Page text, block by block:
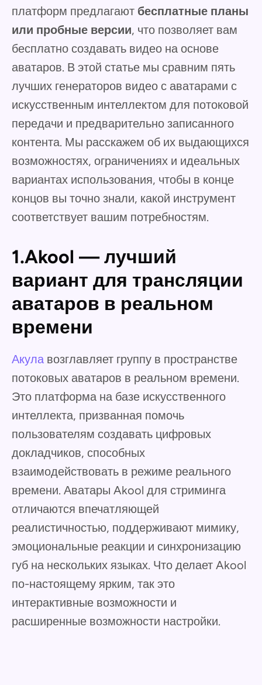
платформ предлагают бесплатные планы
или пробные версии, что позволяет вам
бесплатно создавать видео на основе
аватаров. В этой статье мы сравним пять
лучших генераторов видео с аватарами с
искусственным интеллектом для потоковой
передачи и предварительно записанного
контента. Мы расскажем об их выдающихся
возможностях, ограничениях и идеальных
вариантах использования, чтобы в конце
концов вы точно знали, какой инструмент
соответствует вашим потребностям.
1.Akool — лучший
вариант для трансляции
аватаров в реальном
времени
Акула возглавляет группу в пространстве
потоковых аватаров в реальном времени.
Это платформа на базе искусственного
интеллекта, призванная помочь
пользователям создавать цифровых
докладчиков, способных
взаимодействовать в режиме реального
времени. Аватары Akool для стриминга
отличаются впечатляющей
реалистичностью, поддерживают мимику,
эмоциональные реакции и синхронизацию
губ на нескольких языках. Что делает Akool
по-настоящему ярким, так это
интерактивные возможности и
расширенные возможности настройки.